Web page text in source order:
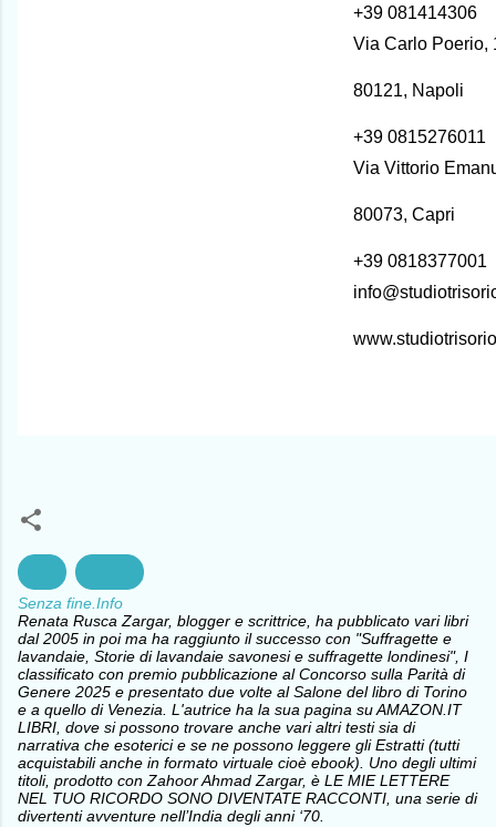
+39 081414306
Via Carlo Poerio,
80121, Napoli
+39 0815276011
Via Vittorio
80073, Capri
+39 0818377001
Senza fine.Info
Renata Rusca Zargar, blogger e scrittrice, ha pubblicato vari libri
dal 2005 in poi ma ha raggiunto il successo con "Suffragette e
lavandaie, Storie di lavandaie savonesi e suffragette londinesi", I
classificato con premio pubblicazione al Concorso sulla Parità di
Genere 2025 e presentato due volte al Salone del libro di Torino
e a quello di Venezia. L'autrice ha la sua pagina su AMAZON.IT
LIBRI, dove si possono trovare anche vari altri testi sia di
narrativa che esoterici e se ne possono leggere gli Estratti (tutti
acquistabili anche in formato virtuale cioè ebook). Uno degli ultimi
titoli, prodotto con Zahoor Ahmad Zargar, è LE MIE LETTERE
NEL TUO RICORDO SONO DIVENTATE RACCONTI, una serie di
divertenti avventure nell’India degli anni ‘70.